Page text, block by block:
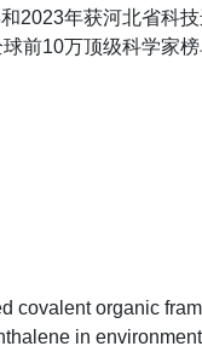
2023年获河北省科技
前10万顶级科学家
covalent organic
in